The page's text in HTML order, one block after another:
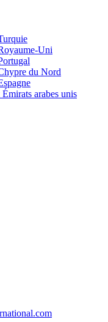
Uni
du Nord
arabes unis